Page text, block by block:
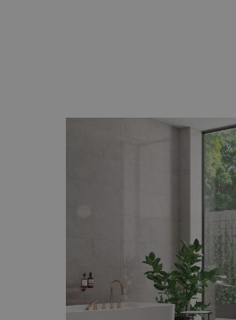
Houtlook
De warmte van hout,
keramiek. Daardoor